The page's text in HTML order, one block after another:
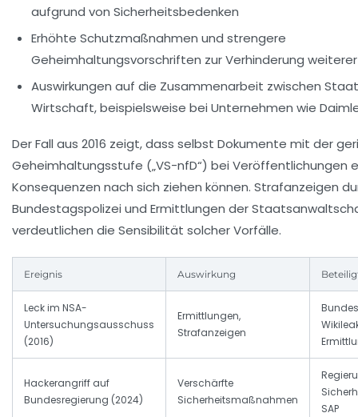
aufgrund von Sicherheitsbedenken
Erhöhte Schutzmaßnahmen und strengere
Geheimhaltungsvorschriften zur Verhinderung weiterer
Auswirkungen auf die Zusammenarbeit zwischen
Wirtschaft, beispielsweise bei Unternehmen wie
Der Fall aus 2016 zeigt, dass selbst Dokumente mit der
Geheimhaltungsstufe („VS-nfD“) bei Veröffentlichungen
Konsequenzen nach sich ziehen können. Strafanzeigen
Bundestagspolizei und Ermittlungen der
verdeutlichen die Sensibilität solcher Vorfälle.
Ereignis Auswirkung
Leck im NSA-
Untersuchungsausschuss
(2016)
Ermittlungen,
Strafanzeigen
Hackerangriff auf
Bundesregierung (2024)
Verschärfte
Sicherheitsmaßnahmen
SAP